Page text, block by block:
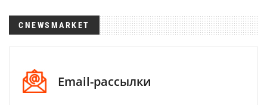
CNEWSMARKET
Email-рассылки